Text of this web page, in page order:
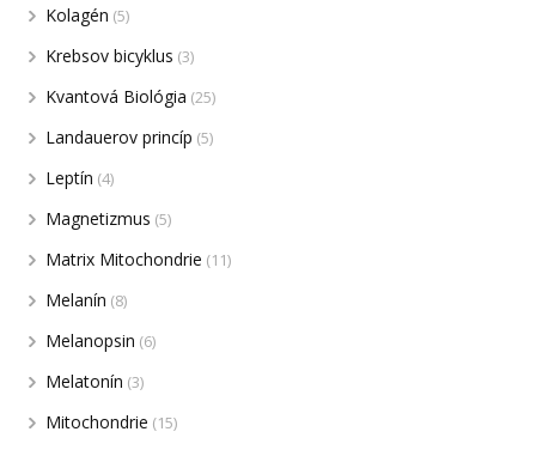
Kolagén (5)
Krebsov bicyklus (3)
Kvantová Biológia (25)
Landauerov princíp (5)
Leptín (4)
Magnetizmus (5)
Matrix Mitochondrie (11)
Melanín (8)
Melanopsin (6)
Melatonín (3)
Mitochondrie (15)